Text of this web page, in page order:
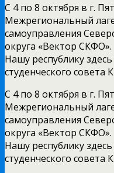
С 4 по 8 октября в г.
Межрегиональный
самоуправления
округа «Вектор СКФО».
Нашу республику
студенческого совета
С 4 по 8 октября в г.
Межрегиональный
самоуправления
округа «Вектор СКФО».
Нашу республику
студенческого совета